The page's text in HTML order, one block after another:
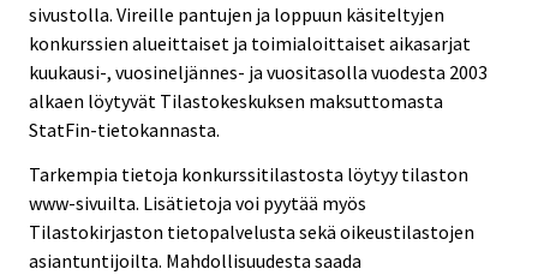
sivustolla. Vireille pantujen ja loppuun käsiteltyjen
konkurssien alueittaiset ja toimialoittaiset aikasarjat
kuukausi-, vuosineljännes- ja vuositasolla vuodesta 2003
alkaen löytyvät Tilastokeskuksen maksuttomasta
StatFin-tietokannasta.
Tarkempia tietoja konkurssitilastosta löytyy tilaston
www-sivuilta. Lisätietoja voi pyytää myös
Tilastokirjaston tietopalvelusta sekä oikeustilastojen
asiantuntijoilta. Mahdollisuudesta saada